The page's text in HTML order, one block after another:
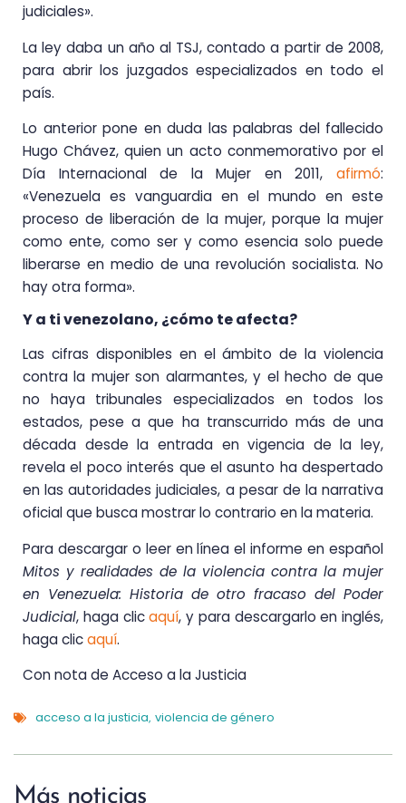
judiciales».
La ley daba un año al TSJ, contado a partir de 2008,
para abrir los juzgados especializados en todo el
país.
Lo anterior pone en duda las palabras del fallecido
Hugo Chávez, quien un acto conmemorativo por el
Día Internacional de la Mujer en 2011, afirmó:
«Venezuela es vanguardia en el mundo en este
proceso de liberación de la mujer, porque la mujer
como ente, como ser y como esencia solo puede
liberarse en medio de una revolución socialista. No
hay otra forma».
Y a ti venezolano, ¿cómo te afecta?
Las cifras disponibles en el ámbito de la violencia
contra la mujer son alarmantes, y el hecho de que
no haya tribunales especializados en todos los
estados, pese a que ha transcurrido más de una
década desde la entrada en vigencia de la ley,
revela el poco interés que el asunto ha despertado
en las autoridades judiciales, a pesar de la narrativa
oficial que busca mostrar lo contrario en la materia.
Para descargar o leer en línea el informe en español
Mitos y realidades de la violencia contra la mujer
en Venezuela: Historia de otro fracaso del Poder
Judicial, haga clicaquí, y para descargarlo en inglés,
haga clicaquí.
Con nota de Acceso a la Justicia
acceso a la justicia, violencia de género
Más noticias